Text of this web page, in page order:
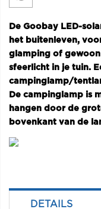
De Goobay LED-
het buitenleven,
glamping of
sfeerlicht in je tuin.
campinglamp/
De campinglamp is
hangen door de
bovenkant van de
DETAILS